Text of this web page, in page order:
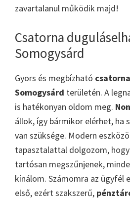
zavartalanul működik majd!
Csatorna
Somogysárd
Gyors és megbízható
Somogysárd területén. A
is hatékonyan oldom meg.
állok, így bármikor elérhet, ha
van szüksége. Modern
tapasztalattal dolgozom,
tartósan megszűnjenek,
kínálom. Számomra az ügyfél
első, ezért szakszerű,